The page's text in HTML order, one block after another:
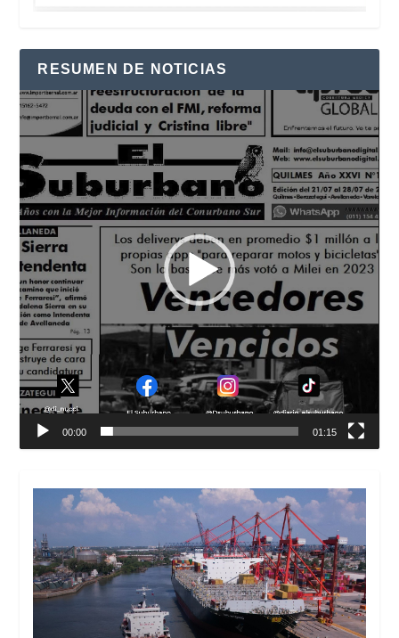
RESUMEN DE NOTICIAS
Reproductor
de
vídeo
00:00 01:15